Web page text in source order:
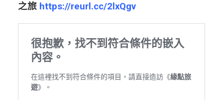
之旅 https://reurl.cc/2lxQgv